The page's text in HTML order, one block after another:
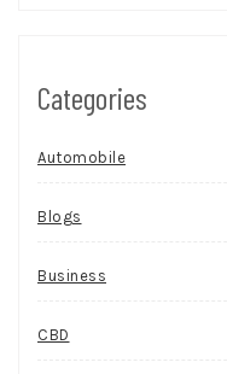
Categories
Automobile
Blogs
Business
CBD